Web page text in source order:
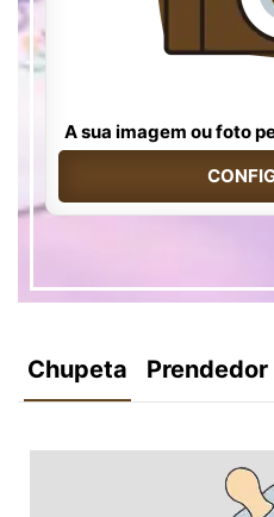
A sua imagem ou foto
Chupeta Prendedor